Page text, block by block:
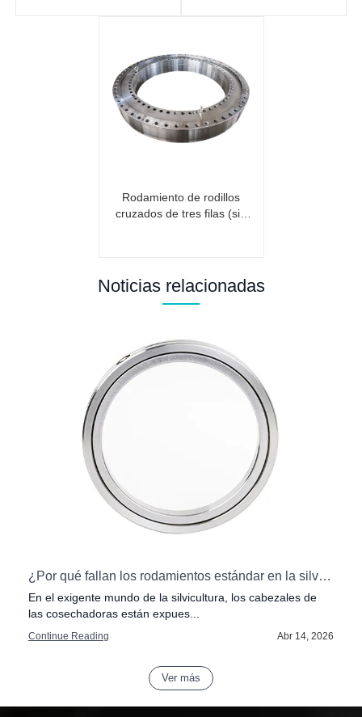
Rodamiento de rodillos
cruzados de tres filas (sin
Noticias relacionadas
¿Por qué fallan los rodamientos estándar en la silvicultura?: La importancia de la resistencia al impacto en los cabezales de las cosechadoras.
En el exigente mundo de la silvicultura, los cabezales de
las cosechadoras están expues...
Continue Reading Abr 14, 2026
Ver más